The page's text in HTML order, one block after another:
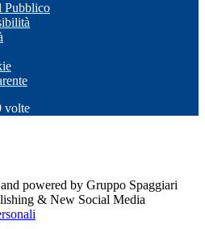
Pubblico
volte
powered by Gruppo Spaggiari
& New Social Media